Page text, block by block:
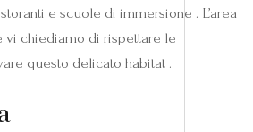
e scuole di immersione . L’area
vi chiediamo di rispettare le
questo delicato habitat .